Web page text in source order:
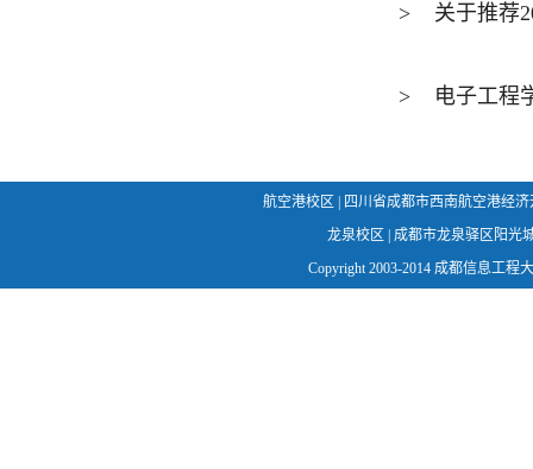
> 关于推荐
> 电子工程
航空港校区 | 四川省成都市西南航空港经济
龙泉校区 | 成都市龙泉驿区阳光
Copyright 2003-2014 成都信息工程